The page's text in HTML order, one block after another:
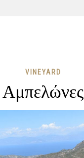
VINEYARD
Αμπελώνες